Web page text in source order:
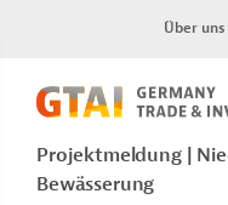
Über uns
Projektmeldung
Bewässerung